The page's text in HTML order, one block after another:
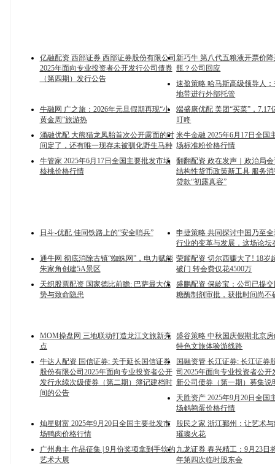
亿融配资 西部证券 西部证券股份有限公司
2025年面向专业投资者公开发行公司债券
（第四期）发行公告
新巧牛 第八代五粮液开票价降
瓶？公司回应
速盈策略 哈马斯高级领导人
地带进行外部托管
牛融网 广之旅：2026年元旦假期再现“小
黄金周”旅游热
端盛康优配 美团“买菜”，7.17
叮咚
涌融优配 大熊猫龙凤胎首次公开露面的时
间定了，还有唯一现存未被驯化野生马种
米牛金融 2025年6月17日全国
场标准粉价格行情
牛管家 2025年6月17日全国主要批发市场
核桃价格行情
翻翻配资 政在发声｜政治局
结构性货币政策新工具 服务
贷款“初露真容”
日斗-优配 佳同铁路上的“安全哨兵”
申捷策略 共同探讨中国乃至
行业的变革与发展，这场论坛
通牛网 彻底消除古镇“蜘蛛网”，电力赋能
朱家角创建5A景区
荣耀配资 切尔西赚大了! 18岁
破门 转会费仅花4500万
天织股票配资 国家德比前瞻: 巴萨最大优
势与致命隐患
盛鹏配资 保龄宝：公司已提
糖酶制剂审批，获批时间尚不
MOM操盘网 三地联动打造龙江文旅新亮
点
盛谷策略 中秋国庆假期北京
特色文旅体验游线路
牛达人配资 国信证券: 关于延长国信证券
股份有限公司2025年面向专业投资者公开
发行永续次级债券（第二期）簿记建档时
间的公告
国融资管 长江证券: 长江证券
司2025年面向专业投资者公开
新公司债券（第一期）募集说
天胜资产 2025年9月20日全国
场鹌鹑蛋价格行情
灿星财富 2025年9月20日全国主要批发市
场鸭肉价格行情
股民之家 浙江鄞州：让艺术
璀璨火花
广州典丰 作品征集 | 9月份奖项拿到手软的
艺术大展
九龙证券 春兴精工：9月23日
年第四次临时股东会